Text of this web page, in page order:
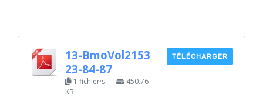
13-BmoVol2153
23-84-87
1 fichier·s
450.76
KB
TÉLÉCHARGER